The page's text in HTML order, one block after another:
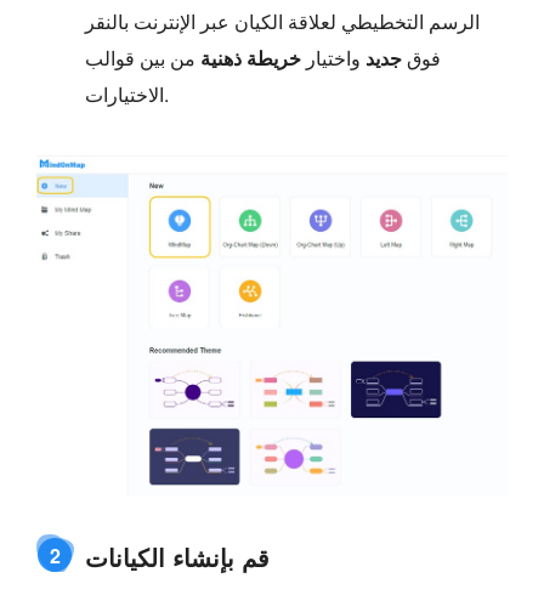
الرسم التخطيطي لعلاقة الكيان عبر الإنترنت بالنقر
فوقجديد واختيار خريطة ذهنية من بين قوالب
الاختيارات.
2 قم بإنشاء الكيانات